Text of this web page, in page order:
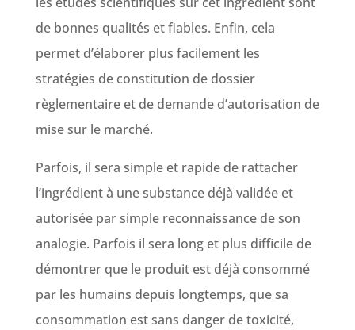
de bonnes qualités et fiables. Enfin, cela
permet d’élaborer plus facilement les
stratégies de constitution de dossier
règlementaire et de demande d’autorisation de
mise sur le marché.
Parfois, il sera simple et rapide de rattacher
l’ingrédient à une substance déjà validée et
autorisée par simple reconnaissance de son
analogie. Parfois il sera long et plus difficile de
démontrer que le produit est déjà consommé
par les humains depuis longtemps, que sa
consommation est sans danger de toxicité,